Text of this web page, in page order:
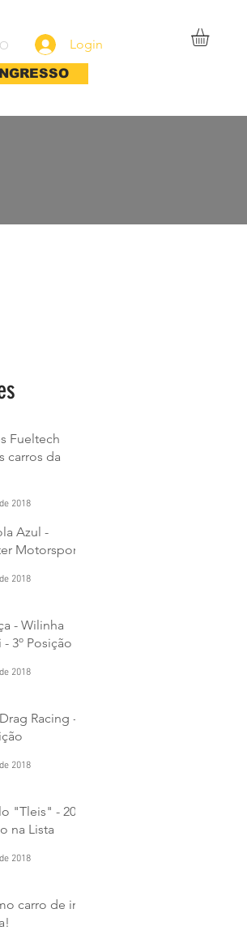
Login
Fueltech
carros da
2018
Azul -
Motorsport
2018
- Wilinha
3º Posição
2018
Racing -
2018
"Tleis" - 20º
na Lista
2018
carro de ir